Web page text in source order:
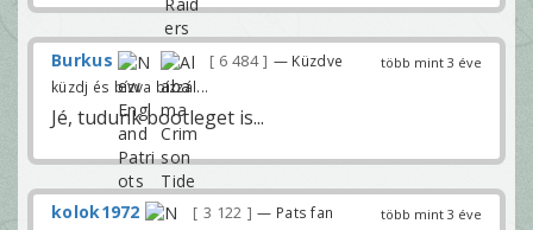
több mint 3 éve
Burkus 6 484
— Küzdve
küzdj és bízva bízzál...
Jé, tudunk bootleget is...
több mint 3 éve
kolok1972 3 122 — Pats fan